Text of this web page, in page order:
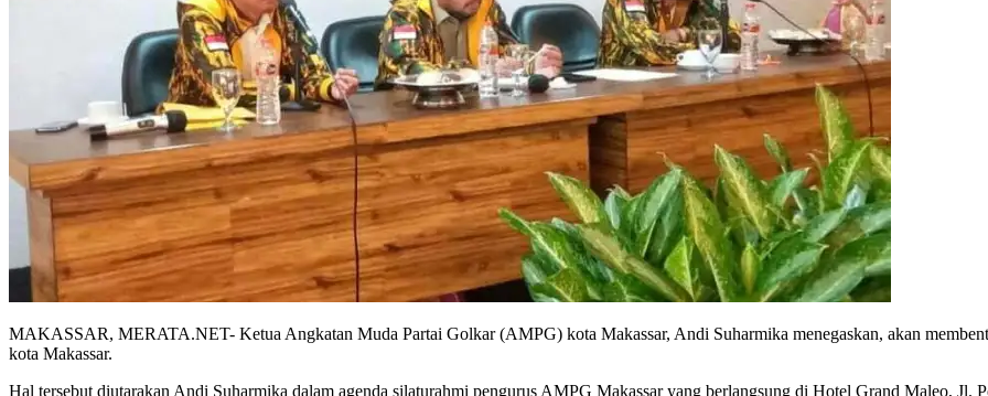
MAKASSAR, MERATA.NET- Ketua Angkatan Muda Partai Golkar (AMPG) kota Makassar, Andi Suharmika menegaskan, akan
kota Makassar.
Hal tersebut diutarakan Andi Suharmika dalam agenda silaturahmi pengurus AMPG Makassar yang berlangsung di Hotel Grand Maleo, Jl.